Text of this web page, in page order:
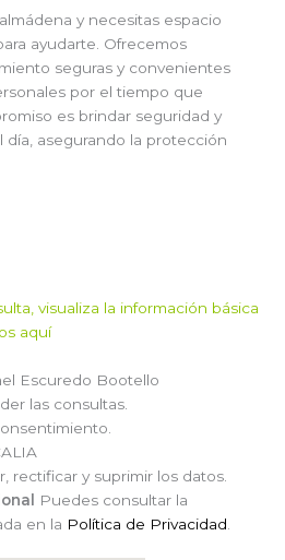
y necesitas espacio
ayudarte. Ofrecemos
seguras y convenientes
por el tiempo que
es brindar seguridad y
día, asegurando la protección
visualiza la información básica
aquí
Escuredo Bootello
las consultas.
rectificar y suprimir los datos.
Puedes consultar la
en la Política de Privacidad